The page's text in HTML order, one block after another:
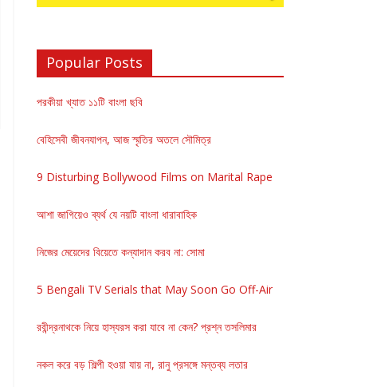
Popular Posts
পরকীয়া খ্যাত ১১টি বাংলা ছবি
বেহিসেবী জীবনযাপন, আজ স্মৃতির অতলে সৌমিত্র
9 Disturbing Bollywood Films on Marital Rape
আশা জাগিয়েও ব্যর্থ যে নয়টি বাংলা ধারাবাহিক
নিজের মেয়েদের বিয়েতে কন্যাদান করব না: সোমা
5 Bengali TV Serials that May Soon Go Off-Air
রবীন্দ্রনাথকে নিয়ে হাস্যরস করা যাবে না কেন? প্রশ্ন তসলিমার
নকল করে বড় শিল্পী হওয়া যায় না, রানু প্রসঙ্গে মন্তব্য লতার